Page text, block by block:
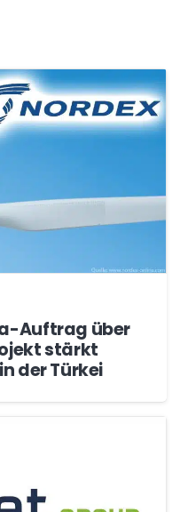
Auftrag über
stärkt
der Türkei